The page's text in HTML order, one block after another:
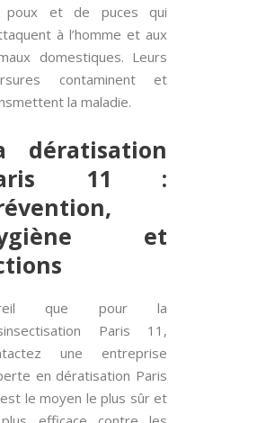
poux et de puces qui
à l’homme et aux
domestiques. Leurs
contaminent et
la maladie.
dératisation
11 :
et
que pour la
Paris 11,
une entreprise
en dératisation Paris
le moyen le plus sûr et